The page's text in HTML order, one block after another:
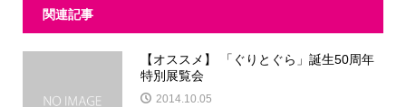
関連記事
【オススメ】 「ぐりとぐら」誕生50周年
特別展覧会
2014.10.05